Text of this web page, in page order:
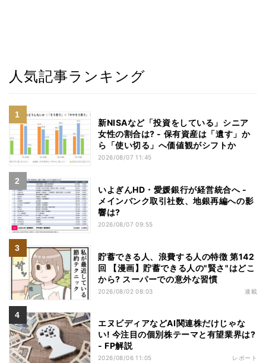
人気記事ランキング
新NISAなど「投資をしている」シニア
女性の割合は? - 保有資産は「遺す」か
ら「使い切る」へ価値観がシフトか
2026/08/07 11:45
いよぎんHD・愛媛銀行が経営統合へ -
メインバンク取引社数、地銀再編への影
響は?
2026/08/07 09:55
貯蓄できる人、浪費する人の特徴 第142
回 【漫画】貯蓄できる人の"賢さ"はどこ
から? スーパーでの意外な習慣
2026/08/02 08:03 連載
エヌビディアなどAI関連株だけじゃな
い! 今注目の個別株テーマと有望業界は?
- FP解説
2026/08/06 11:05 レポート